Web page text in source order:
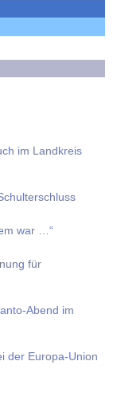
im Land­kreis
war …“
für
Abend im
der Europa-Union